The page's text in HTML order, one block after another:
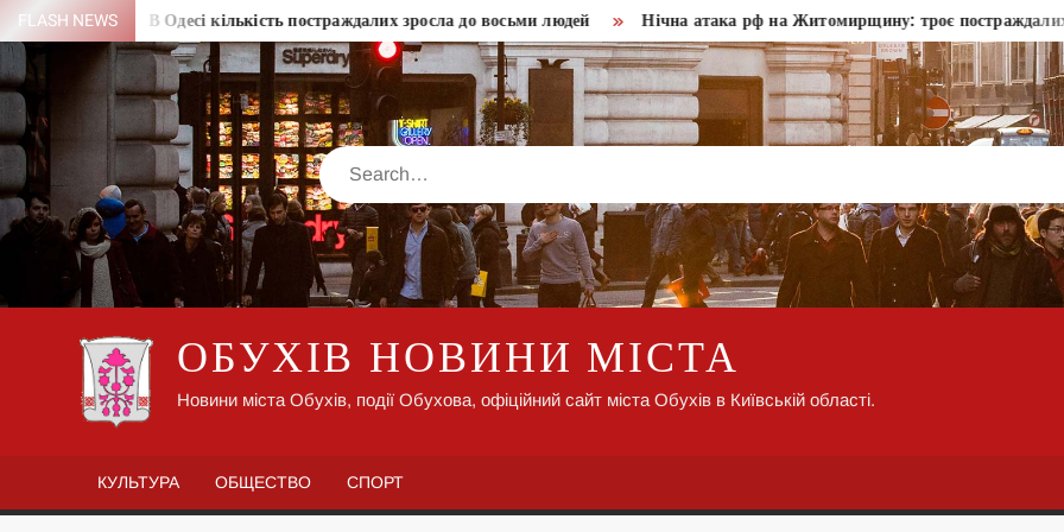
Skip
to
content
FLASH NEWSВ Одесі кількість постраждалих зросла до восьми людей Нічна атака рф на Житомирщину: троє постраждалих,
Search
ОБУХІВ НОВИНИ МІСТА
Новини міста Обухів, події Обухова, офіційний сайт міста Обухів в Київській області.
КУЛЬТУРА ОБЩЕСТВО СПОРТ